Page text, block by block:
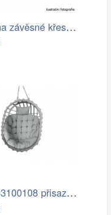
Stojan na závěsné křeslo HAKI Tempo…
Trio T663100108 přisazené stropní…